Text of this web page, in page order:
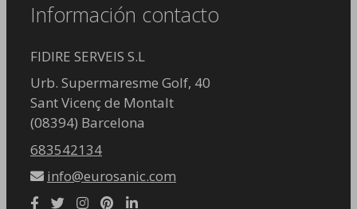
Información contacto
FIDIRE SERVEIS S.L
Urb. Supermaresme Golf, 40
Sant Vicenç de Montalt
(08394) Barcelona
683542134
info@eurosanic.com